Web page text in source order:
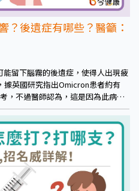
？後遺症有哪些？醫籲：
留下腦霧的後遺症，使得人出現疲
據英國研究指出Omicron患者約有
，不過醫師認為，這是因為此病毒
特別聚焦在此事件上，但其實不只
都有可能引起腦霧。